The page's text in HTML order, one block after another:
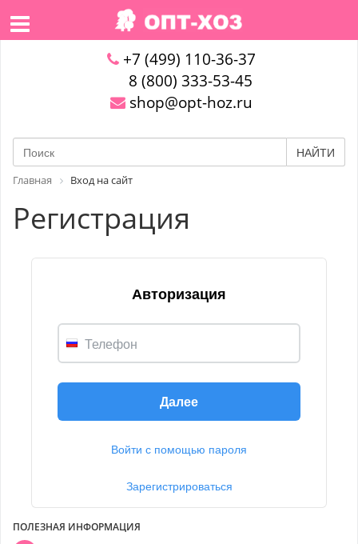
+7 (499) 110-36-37
8 (800) 333-53-45
shop@opt-hoz.ru
НАЙТИ
Главная Вход на сайт
Регистрация
Авторизация
Телефон
Далее
Войти с помощью пароля
Зарегистрироваться
ПОЛЕЗНАЯ ИНФОРМАЦИЯ